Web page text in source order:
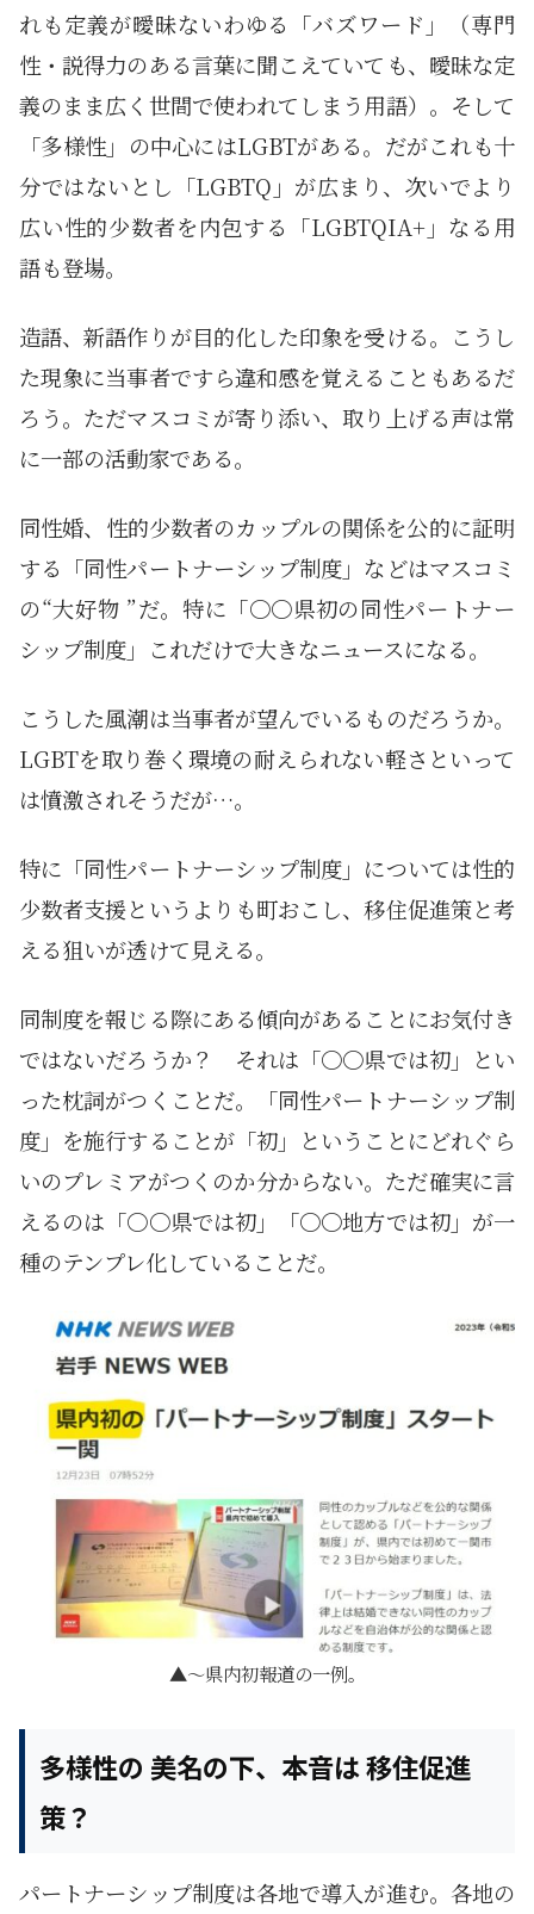
れも定義が曖昧ないわゆる「バズワード」（専門
性・説得力のある言葉に聞こえていても、曖昧な定
義のまま広く世間で使われてしまう用語）。そして
「多様性」の中心にはLGBTがある。だがこれも十
分ではないとし「LGBTQ」が広まり、次いでより
広い性的少数者を内包する「LGBTQIA+」なる用
語も登場。
造語、新語作りが目的化した印象を受ける。こうし
た現象に当事者ですら違和感を覚えることもあるだ
ろう。ただマスコミが寄り添い、取り上げる声は常
に一部の活動家である。
同性婚、性的少数者のカップルの関係を公的に証明
する「同性パートナーシップ制度」などはマスコミ
の“大好物 ”だ。特に「〇〇県初の同性パートナー
シップ制度」これだけで大きなニュースになる。
こうした風潮は当事者が望んでいるものだろうか。
LGBTを取り巻く環境の耐えられない軽さといって
は憤激されそうだが…。
特に「同性パートナーシップ制度」については性的
少数者支援というよりも町おこし、移住促進策と考
える狙いが透けて見える。
同制度を報じる際にある傾向があることにお気付き
ではないだろうか？ それは「〇〇県では初」とい
った枕詞がつくことだ。「同性パートナーシップ制
度」を施行することが「初」ということにどれぐら
いのプレミアがつくのか分からない。ただ確実に言
えるのは「〇〇県では初」「〇〇地方では初」が一
種のテンプレ化していることだ。
～県内初報道の一例。
多様性の 美名の下、本音は 移住促進
策？
パートナーシップ制度は各地で導入が進む。各地の